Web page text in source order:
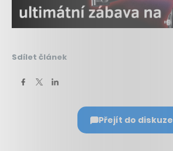
Sdílet článek
Přejít do diskuze